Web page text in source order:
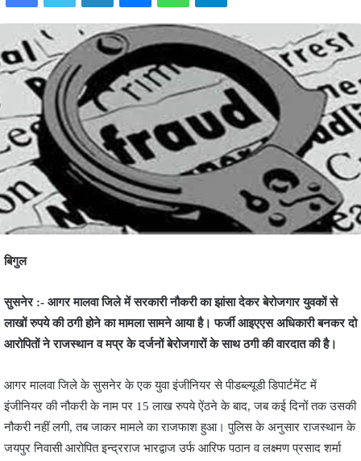
बिगुल
सुसनेर :- आगर मालवा जिले में सरकारी नौकरी का झांसा देकर बेरोजगार युवकों से
लाखों रुपये की ठगी होने का मामला सामने आया है। फर्जी आइएएस अधिकारी बनकर दो
आरोपितों ने राजस्थान व मप्र के दर्जनों बेरोजगारों के साथ ठगी की वारदात की है।
आगर मालवा जिले के सुसनेर के एक युवा इंजीनियर से पीडब्ल्यूडी डिपार्टमेंट में
इंजीनियर की नौकरी के नाम पर 15 लाख रुपये ऐंठने के बाद, जब कई दिनों तक उसकी
नौकरी नहीं लगी, तब जाकर मामले का राजफाश हुआ। पुलिस के अनुसार राजस्थान के
जयपुर निवासी आरोपित इन्द्रराज भारद्वाज उर्फ आरिफ पठान व लक्ष्मण प्रसाद शर्मा